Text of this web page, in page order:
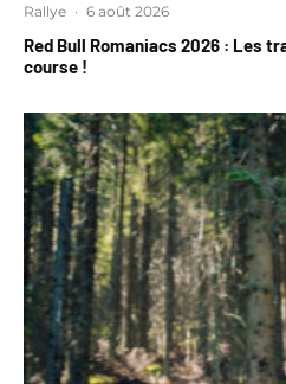
Rallye · 6 août 2026
Red Bull Romaniacs 2026 : Les
course !